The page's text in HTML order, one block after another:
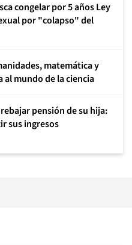
congelar por 5 años Ley
por "colapso" del
matemática y
mundo de la ciencia
pensión de su hija:
sus ingresos